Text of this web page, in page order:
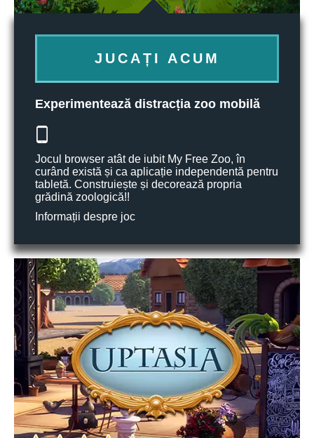
JUCAȚI ACUM
Experimentează distracția zoo mobilă
Jocul browser atât de iubit My Free Zoo, în
curând există și ca aplicație independentă pentru
tabletă. Construiește și decorează propria
grădină zoologică!!
Informații despre joc